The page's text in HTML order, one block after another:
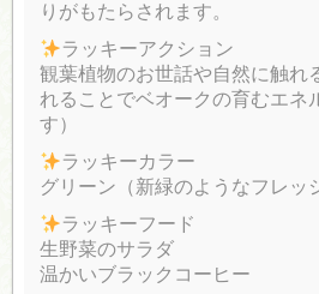
りがもたらされます。
ラッキーアクション
観葉植物のお世話や自然に触れ
れることでベオークの育むエネ
す）
ラッキーカラー
グリーン（新緑のようなフレッ
ラッキーフード
生野菜のサラダ
温かいブラックコーヒー